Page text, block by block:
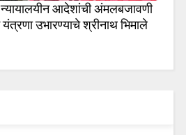
आदेशांची अंमलबजावणी
उभारण्याचे श्रीनाथ भिमाले